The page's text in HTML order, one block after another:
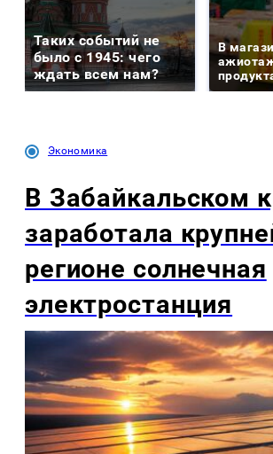
Таких событий не
было с 1945: чего
ждать всем нам?
В
Экономика
В Забайкальском
заработала
регионе солнечная
электростанция